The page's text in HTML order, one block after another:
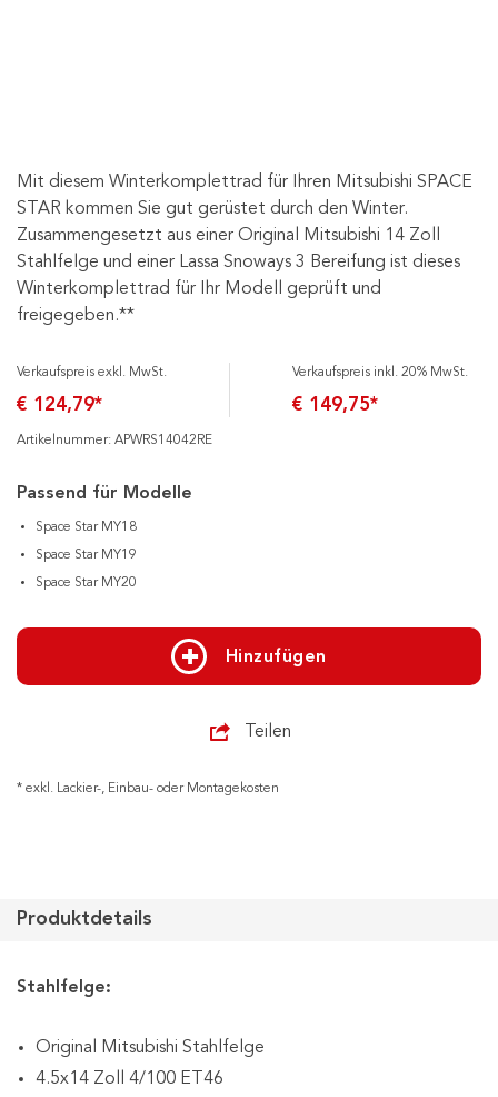
Mit diesem Winterkomplettrad für Ihren Mitsubishi SPACE
STAR kommen Sie gut gerüstet durch den Winter.
Zusammengesetzt aus einer Original Mitsubishi 14 Zoll
Stahlfelge und einer Lassa Snoways 3 Bereifung ist dieses
Winterkomplettrad für Ihr Modell geprüft und
freigegeben.**
Verkaufspreis exkl. MwSt.
€ 124,79*
Verkaufspreis inkl. 20% MwSt.
€ 149,75*
Artikelnummer: APWRS14042RE
Passend für Modelle
Space Star MY18
Space Star MY19
Space Star MY20
Hinzufügen
Teilen
* exkl. Lackier-, Einbau- oder Montagekosten
Produktdetails
Stahlfelge:
Original Mitsubishi Stahlfelge
4.5x14 Zoll 4/100 ET46